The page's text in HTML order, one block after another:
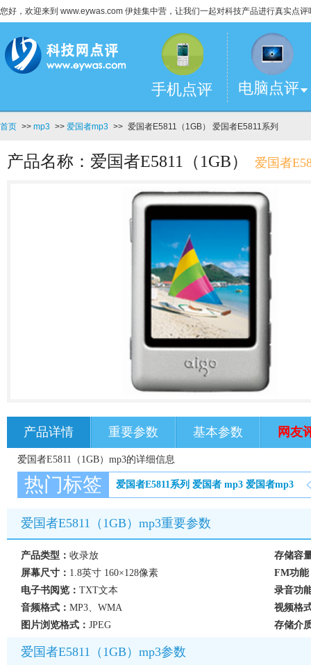
您好，欢迎来到 www.eywas.com 伊娃集中营，让我们一起对科技产品进行真实点评
手机点评 电脑点评
首页 >> mp3 >> 爱国者mp3 >> 爱国者E5811（1GB） 爱国者E5811系列
产品名称：爱国者E5811（1GB） 爱国者
产品详情 重要参数 基本参数 网友
爱国者E5811（1GB）mp3的详细信息
热门标签 爱国者E5811系列 爱国者 mp3 爱国者mp3
爱国者E5811（1GB）mp3重要参数
产品类型： 收录放
存储容
屏幕尺寸： 1.8英寸 160×128像素
FM功能
电子书阅览： TXT文本
录音功
音频格式： MP3、WMA
视频格
图片浏览格式： JPEG 存储介
爱国者E5811（1GB）mp3参数